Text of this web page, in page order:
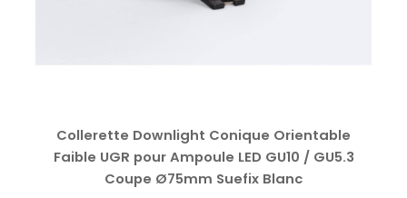
Collerette Downlight Conique Orientable
Faible UGR pour Ampoule LED GU10 / GU5.3
Coupe Ø75mm Suefix Blanc